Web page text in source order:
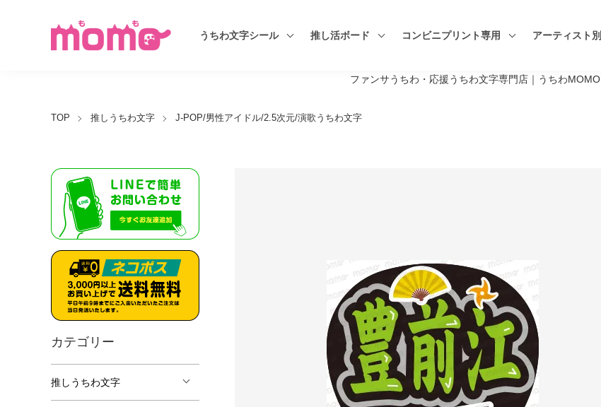
ファンサうちわ・応援うちわ文字専門店｜うちわMOMO
うちわ文字シール 推し活ボード コンビニプリント専用 アーティスト別
TOP 推しうちわ文字 J-POP/男性アイドル/2.5次元/演歌うちわ文字
カテゴリー
推しうちわ文字